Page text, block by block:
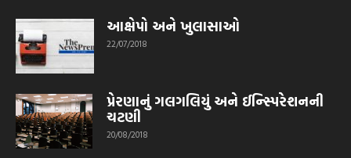
આક્ષેપો અને ખુલાસાઓ
22/07/2018
પ્રેરણાનું ગલગલિયું અને ઈન્સ્પિરેશનની
ચટણી
20/08/2018